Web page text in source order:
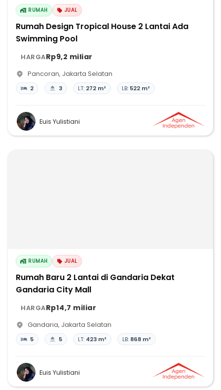
RUMAH JUAL
Rumah Design Tropical House 2 Lantai Ada
Swimming Pool
HARGARp9,2 miliar
Pancoran, Jakarta Selatan
2 3 LT: 272 m² LB: 522 m²
Euis Yulistiani
RUMAH JUAL
Rumah Baru 2 Lantai di Gandaria Dekat
Gandaria City Mall
HARGARp14,7 miliar
Gandaria, Jakarta Selatan
5 5 LT: 423 m² LB: 868 m²
Euis Yulistiani